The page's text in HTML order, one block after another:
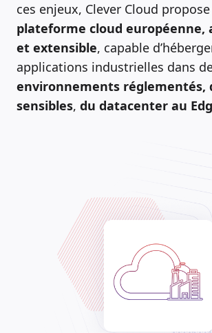
ces enjeux, Clever Cloud
plateforme cloud européenne,
et extensible, capable
applications industrielles dans
environnements réglementés,
sensibles, du datacenter au